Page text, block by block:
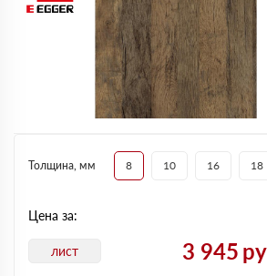
Толщина, мм 8 10 16 18
Цена за:
лист 3 945